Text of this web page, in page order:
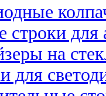
строки для
на
для